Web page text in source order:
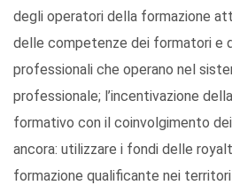
degli operatori della formazione
delle competenze dei formatori e
professionali che operano nel
professionale; l’incentivazione
formativo con il coinvolgimento
ancora: utilizzare i fondi delle
formazione qualificante nei territori